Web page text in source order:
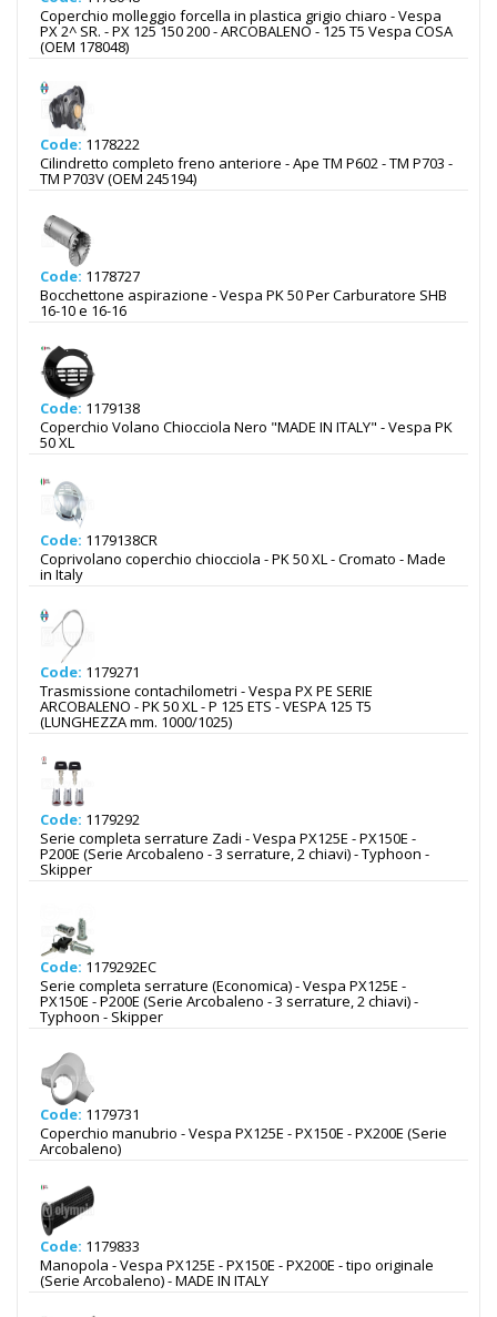
Coperchio molleggio forcella in plastica grigio chiaro - Vespa
PX 2^ SR. - PX 125 150 200 - ARCOBALENO - 125 T5 Vespa COSA
(OEM 178048)
Code: 1178222
Cilindretto completo freno anteriore - Ape TM P602 - TM P703 -
TM P703V (OEM 245194)
Code: 1178727
Bocchettone aspirazione - Vespa PK 50 Per Carburatore SHB
16-10 e 16-16
Code: 1179138
Coperchio Volano Chiocciola Nero "MADE IN ITALY" - Vespa PK
50 XL
Code: 1179138CR
Coprivolano coperchio chiocciola - PK 50 XL - Cromato - Made
in Italy
Code: 1179271
Trasmissione contachilometri - Vespa PX PE SERIE
ARCOBALENO - PK 50 XL - P 125 ETS - VESPA 125 T5
(LUNGHEZZA mm. 1000/1025)
Code: 1179292
Serie completa serrature Zadi - Vespa PX125E - PX150E -
P200E (Serie Arcobaleno - 3 serrature, 2 chiavi) - Typhoon -
Skipper
Code: 1179292EC
Serie completa serrature (Economica) - Vespa PX125E -
PX150E - P200E (Serie Arcobaleno - 3 serrature, 2 chiavi) -
Typhoon - Skipper
Code: 1179731
Coperchio manubrio - Vespa PX125E - PX150E - PX200E (Serie
Arcobaleno)
Code: 1179833
Manopola - Vespa PX125E - PX150E - PX200E - tipo originale
(Serie Arcobaleno) - MADE IN ITALY